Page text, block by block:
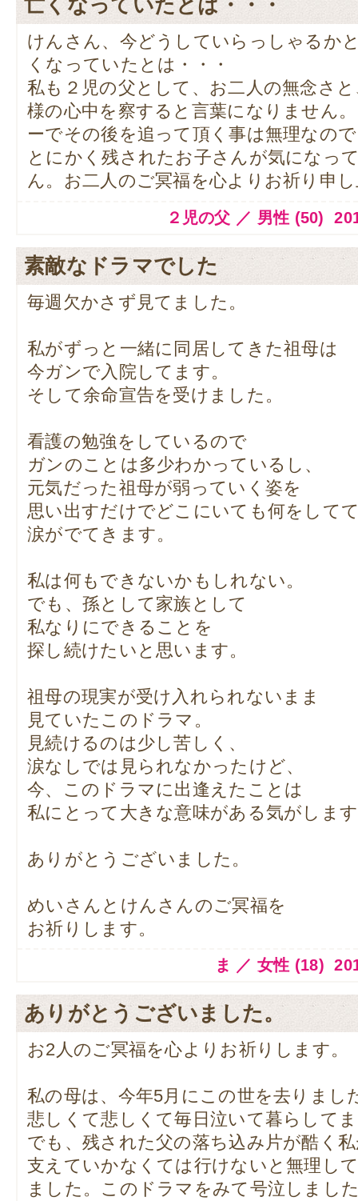
けんさん、今どうしていらっしゃるか
くなっていたとは・・・
私も２児の父として、お二人の無念さ
様の心中を察すると言葉になりません
ーでその後を追って頂く事は無理なの
とにかく残されたお子さんが気になっ
ん。お二人のご冥福を心よりお祈り申
２児の父 ／ 男性 (50)
素敵なドラマでした
毎週欠かさず見てました。
私がずっと一緒に同居してきた祖母は
今ガンで入院してます。
そして余命宣告を受けました。
看護の勉強をしているので
ガンのことは多少わかっているし、
元気だった祖母が弱っていく姿を
思い出すだけでどこにいても何をして
涙がでてきます。
私は何もできないかもしれない。
でも、孫として家族として
私なりにできることを
探し続けたいと思います。
祖母の現実が受け入れられないまま
見ていたこのドラマ。
見続けるのは少し苦しく、
涙なしでは見られなかったけど、
今、このドラマに出逢えたことは
私にとって大きな意味がある気がしま
ありがとうございました。
めいさんとけんさんのご冥福を
お祈りします。
ま ／ 女性 (18)
ありがとうございました。
お2人のご冥福を心よりお祈りします。
私の母は、今年5月にこの世を去りまし
悲しくて悲しくて毎日泣いて暮らして
でも、残された父の落ち込み片が酷く
支えていかなくては行けないと無理し
ました。このドラマをみて号泣しまし